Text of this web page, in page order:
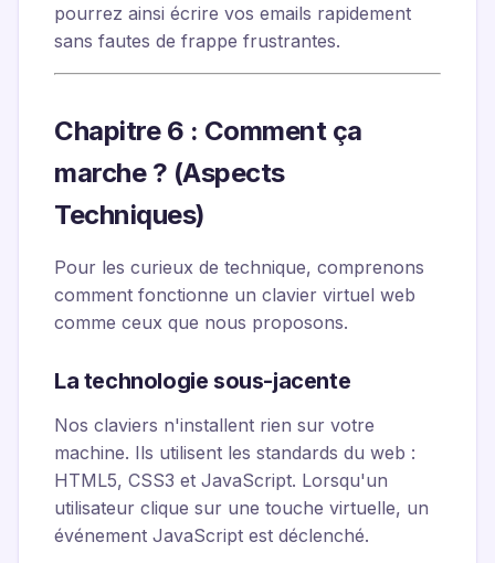
pourrez ainsi écrire vos emails rapidement
sans fautes de frappe frustrantes.
Chapitre 6 : Comment ça
marche ? (Aspects
Techniques)
Pour les curieux de technique, comprenons
comment fonctionne un clavier virtuel web
comme ceux que nous proposons.
La technologie sous-jacente
Nos claviers n'installent rien sur votre
machine. Ils utilisent les standards du web :
HTML5, CSS3 et JavaScript. Lorsqu'un
utilisateur clique sur une touche virtuelle, un
événement JavaScript est déclenché.